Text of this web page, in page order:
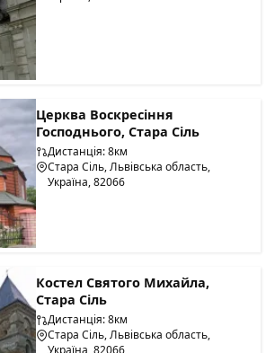
Церква Воскресіння
Господнього, Стара Сіль
Дистанція: 8км
Стара Сіль, Львівська область,
Україна, 82066
Костел Святого Михайла,
Стара Сіль
Дистанція: 8км
Стара Сіль, Львівська область,
Україна, 82066